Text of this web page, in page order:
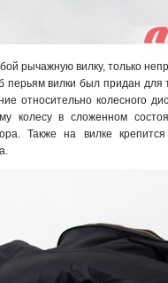
рычажную вилку, только
перьям вилки был придан для
относительно колесного
колесу в сложенном
Также на вилке